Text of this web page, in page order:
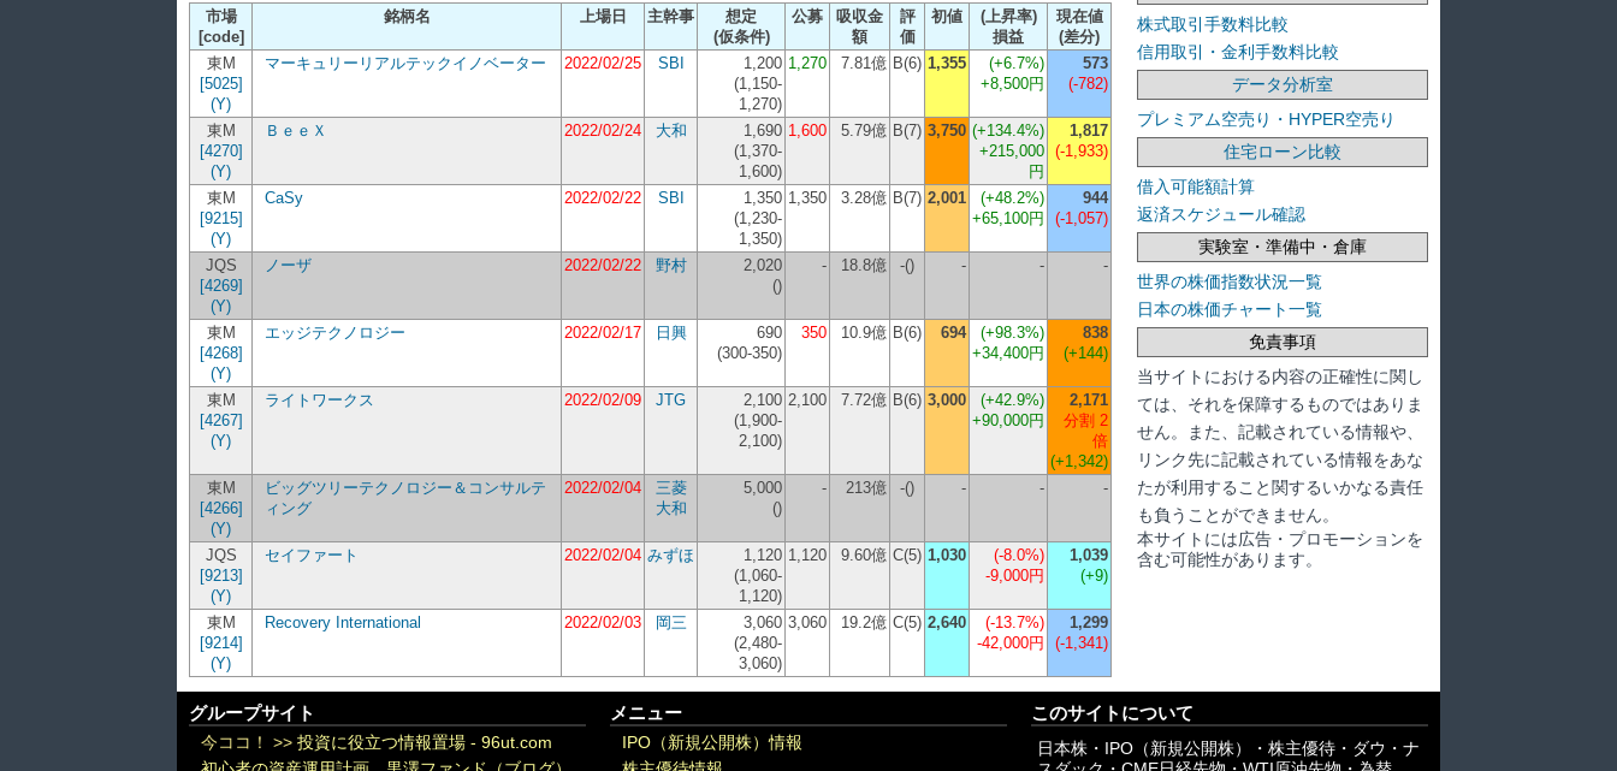
市場
[code]
銘柄名 上場日 主幹事
想定
(仮条件)
公募
吸収金
額
評
価
初値
(上昇率)
損益
現在値
(差分)
東M
[5025]
(Y)
マーキュリーリアルテックイノベーター 2022/02/25 SBI
1,200
(1,150-
1,270)
1,270 7.81億 B(6) 1,355
(+6.7%)
+8,500円
573
(-782)
東M
[4270]
(Y)
ＢｅｅＸ 2022/02/24 大和
1,690
(1,370-
1,600)
1,600 5.79億 B(7) 3,750 (+134.4%)
+215,000
円
1,817
(-1,933)
東M
[9215]
(Y)
CaSy 2022/02/22 SBI
1,350
(1,230-
1,350)
1,350 3.28億 B(7) 2,001
(+48.2%)
+65,100円
944
(-1,057)
JQS
[4269]
(Y)
ノーザ 2022/02/22 野村
2,020
()
- 18.8億 -() - - -
東M
[4268]
(Y)
エッジテクノロジー 2022/02/17 日興
690
(300-350)
350 10.9億 B(6) 694
(+98.3%)
+34,400円
838
(+144)
東M
[4267]
(Y)
ライトワークス 2022/02/09 JTG
2,100
(1,900-
2,100)
2,100 7.72億 B(6) 3,000
(+42.9%)
+90,000円
2,171
分割 2
倍
(+1,342)
東M
[4266]
(Y)
ビッグツリーテクノロジー＆コンサルテ
ィング
2022/02/04
三菱
大和
5,000
()
- 213億 -() - - -
JQS
[9213]
(Y)
セイファート 2022/02/04 みずほ
1,120
(1,060-
1,120)
1,120 9.60億 C(5) 1,030
(-8.0%)
-9,000円
1,039
(+9)
東M
[9214]
(Y)
Recovery International 2022/02/03 岡三
3,060
(2,480-
3,060)
3,060 19.2億 C(5) 2,640
(-13.7%)
-42,000円
1,299
(-1,341)
株式取引手数料比較
信用取引・金利手数料比較
データ分析室
プレミアム空売り・HYPER空売り
住宅ローン比較
借入可能額計算
返済スケジュール確認
実験室・準備中・倉庫
世界の株価指数状況一覧
日本の株価チャート一覧
免責事項
当サイトにおける内容の正確性に関し
ては、それを保障するものではありま
せん。また、記載されている情報や、
リンク先に記載されている情報をあな
たが利用すること関するいかなる責任
も負うことができません。
本サイトには広告・プロモーションを
含む可能性があります。
グループサイト
今ココ！ >> 投資に役立つ情報置場 - 96ut.com
メニュー
IPO（新規公開株）情報
このサイトについて
日本株・IPO（新規公開株）・株主優待・ダウ・ナ